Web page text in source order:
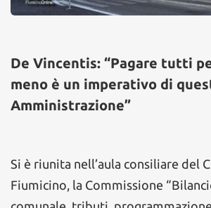
De Vincentis: “Pagare tutti
meno è un imperativo di
Amministrazione”
Si è riunita nell’aula consiliare del
Fiumicino, la Commissione